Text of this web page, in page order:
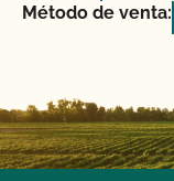
Método de venta: